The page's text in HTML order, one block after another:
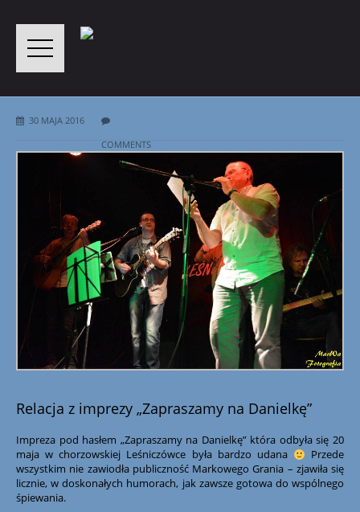
30 MAJA 2016
COMMENTS
Relacja z imprezy „Zapraszamy na Danielkę”
Impreza pod hasłem „Zapraszamy na Danielkę” która odbyła się 20
maja w chorzowskiej Leśniczówce była bardzo udana
Przede
wszystkim nie zawiodła publiczność Markowego Grania – zjawiła się
licznie, w doskonałych humorach, jak zawsze gotowa do wspólnego
śpiewania.